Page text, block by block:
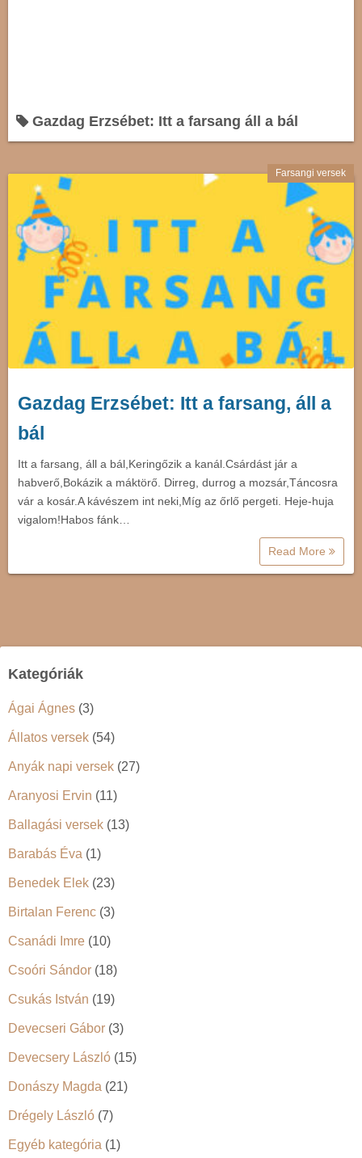
Gazdag Erzsébet: Itt a farsang áll a bál
Farsangi versek
Gazdag Erzsébet: Itt a farsang, áll a
bál
Itt a farsang, áll a bál,Keringőzik a kanál.Csárdást jár a
habverő,Bokázik a máktörő. Dirreg, durrog a mozsár,Táncosra
vár a kosár.A kávészem int neki,Míg az őrlő pergeti. Heje-huja
vigalom!Habos fánk…
Read More
Kategóriák
Ágai Ágnes (3)
Állatos versek (54)
Anyák napi versek (27)
Aranyosi Ervin (11)
Ballagási versek (13)
Barabás Éva (1)
Benedek Elek (23)
Birtalan Ferenc (3)
Csanádi Imre (10)
Csoóri Sándor (18)
Csukás István (19)
Devecseri Gábor (3)
Devecsery László (15)
Donászy Magda (21)
Drégely László (7)
Egyéb kategória (1)